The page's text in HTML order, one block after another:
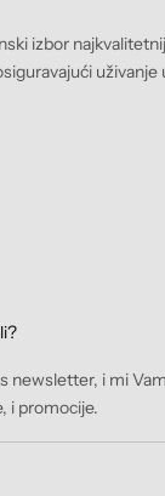
izbor
newsletter, i mi
i promocije.